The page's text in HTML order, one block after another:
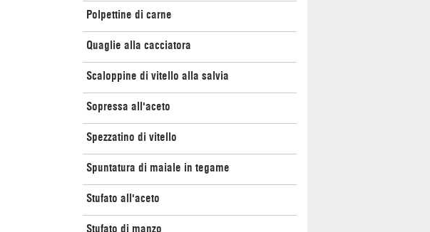
Polpettine di carne
Quaglie alla cacciatora
Scaloppine di vitello alla salvia
Sopressa all'aceto
Spezzatino di vitello
Spuntatura di maiale in tegame
Stufato all'aceto
Stufato di manzo